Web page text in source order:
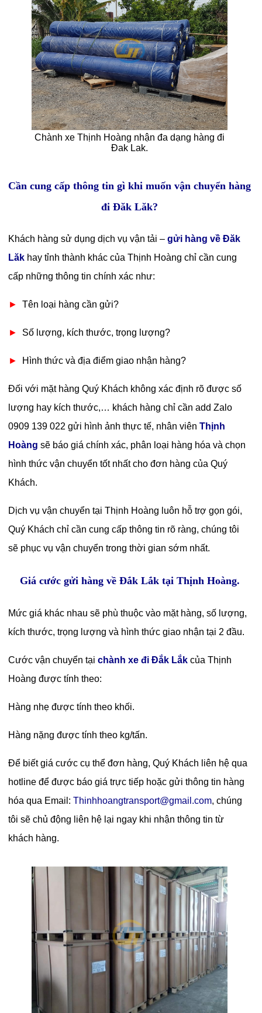
Chành xe Thịnh Hoàng nhận đa dạng hàng đi
Đak Lak.
Cần cung cấp thông tin gì khi muốn vận chuyển hàng
đi Đăk Lăk?
Khách hàng sử dụng dịch vụ vận tải –gửi hàng về Đăk
Lăk hay tỉnh thành khác của Thịnh Hoàng chỉ cần cung
cấp những thông tin chính xác như:
► Tên loại hàng cần gửi?
► Số lượng, kích thước, trọng lượng?
► Hình thức và địa điểm giao nhận hàng?
Đối với mặt hàng Quý Khách không xác định rõ được số
lượng hay kích thước,… khách hàng chỉ cần add Zalo
0909 139 022 gửi hình ảnh thực tế, nhân viênThịnh
Hoàng sẽ báo giá chính xác, phân loại hàng hóa và chọn
hình thức vận chuyển tốt nhất cho đơn hàng của Quý
Khách.
Dịch vụ vận chuyển tại Thịnh Hoàng luôn hỗ trợ gọn gói,
Quý Khách chỉ cần cung cấp thông tin rõ ràng, chúng tôi
sẽ phục vụ vận chuyển trong thời gian sớm nhất.
Giá cước gửi hàng về Đắk Lắk tại Thịnh Hoàng.
Mức giá khác nhau sẽ phù thuộc vào mặt hàng, số lượng,
kích thước, trọng lượng và hình thức giao nhận tại 2 đầu.
Cước vận chuyển tạichành xe đi Đắk Lắk của Thịnh
Hoàng được tính theo:
Hàng nhẹ được tính theo khối.
Hàng nặng được tính theo kg/tấn.
Để biết giá cước cụ thể đơn hàng, Quý Khách liên hệ qua
hotline để được báo giá trực tiếp hoặc gửi thông tin hàng
hóa qua Email:Thinhhoangtransport@gmail.com, chúng
tôi sẽ chủ động liên hệ lại ngay khi nhận thông tin từ
khách hàng.